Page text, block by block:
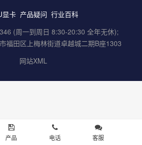
显卡 产品疑问 行业百科
(周一到周日 8:30-20:30 全年无休);
福田区上梅林街道卓越城二期B座1303
网站XML
产品 电话 客服